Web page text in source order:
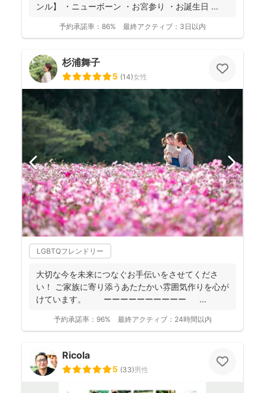
ンル】 ・ニューボーン ・お宮参り ・お誕生日 ...
予約承諾率： 86% 最終アクティブ： 3日以内
杉浦舞子
5 (14)女性
LGBTQフレンドリー
大切な今を未来につなぐお手伝いをさせてくださ
い！ ご家族に寄り添うあたたかい雰囲気作りを心が
けています。 ーーーーーーーーーー ...
予約承諾率： 96% 最終アクティブ： 24時間以内
Ricola
5 (33)男性